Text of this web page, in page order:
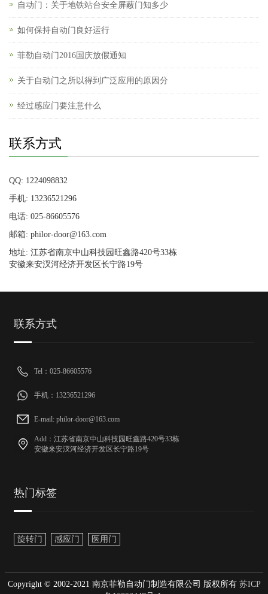
自动门：关于地铁站台安全屏蔽门知多少
如何保持自动门良好运行
菲勒自动门2016国庆放假通知
关于自动门之所以得到广泛应用的原因分
经过感应门要注意什么
联系方式
QQ: 1224098832
手机: 13236521296
电话: 025-86605576
邮箱: philor-door@163.com
地址: 江苏省南京中山科技园旺鑫路420号33栋
安徽来安汊河经济开发区长宁路19号
联系方式
Tel：025-86605576
手机：13236521296
E-mail: philor-door@163.com
Add：江苏省南京中山科技园旺鑫路420号33栋
安徽来安汊河经济开发区长宁路19号
热门标签
旋转门 感应门 医用门
Copyright © 2002-2021 南京菲勒自动门制造有限公司 版权所有苏ICP